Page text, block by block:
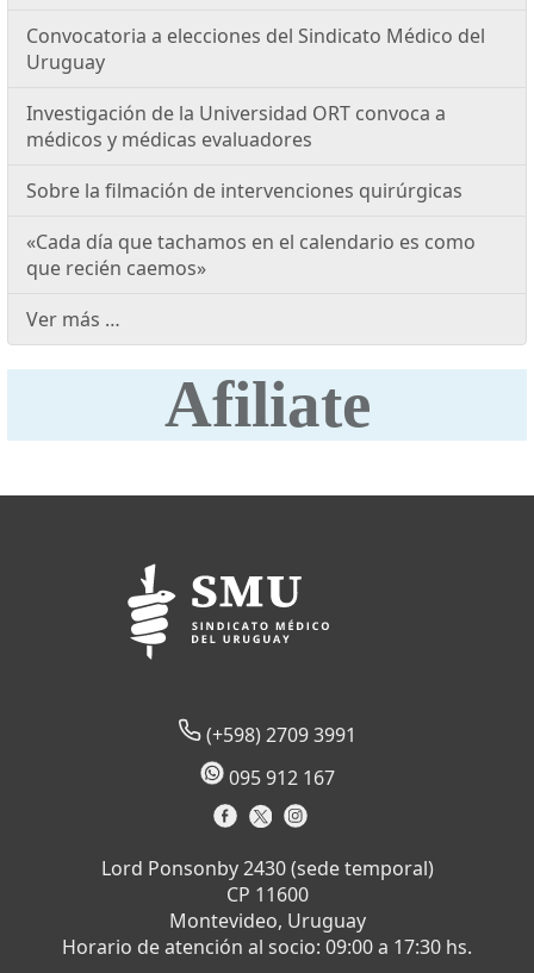
Convocatoria a elecciones del Sindicato Médico del
Uruguay
Investigación de la Universidad ORT convoca a
médicos y médicas evaluadores
Sobre la filmación de intervenciones quirúrgicas
«Cada día que tachamos en el calendario es como
que recién caemos»
Ver más …
Afiliate
(+598) 2709 3991
095 912 167
Lord Ponsonby 2430 (sede temporal)
CP 11600
Montevideo, Uruguay
Horario de atención al socio: 09:00 a 17:30 hs.